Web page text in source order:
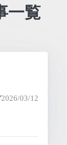
一覧
2026/03/12